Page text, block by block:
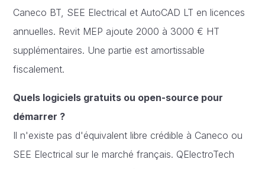
Caneco BT, SEE Electrical et AutoCAD LT en licences
annuelles. Revit MEP ajoute 2000 à 3000 € HT
supplémentaires. Une partie est amortissable
fiscalement.
Quels logiciels gratuits ou open-source pour
démarrer ?
Il n'existe pas d'équivalent libre crédible à Caneco ou
SEE Electrical sur le marché français. QElectroTech